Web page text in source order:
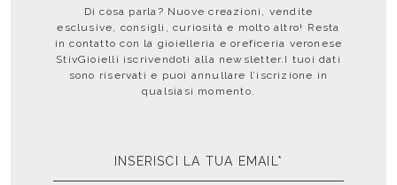
Di cosa parla? Nuove creazioni, vendite
esclusive, consigli, curiosità e molto altro! Resta
in contatto con la gioielleria e oreficeria veronese
StivGioielli iscrivendoti alla newsletter.I tuoi dati
sono riservati e puoi annullare l’iscrizione in
qualsiasi momento.